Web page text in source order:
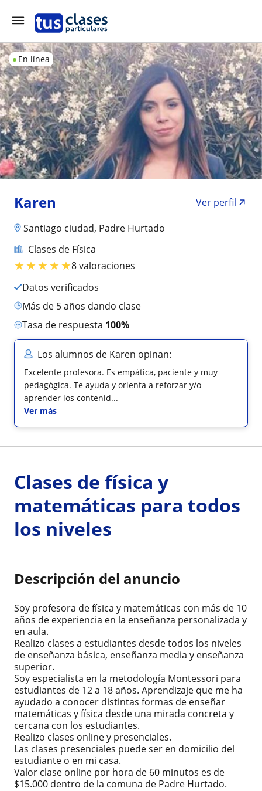
En línea
Karen
Ver perfil
Santiago ciudad, Padre Hurtado
Clases de Física
★★★★★8 valoraciones
Datos verificados
más de 5 años dando clase
Tasa de respuesta 100%
Los alumnos de Karen opinan:
Excelente profesora. Es empática, paciente y muy
pedagógica. Te ayuda y orienta a reforzar y/o
aprender los contenid...
Ver más
Clases de física y
matemáticas para todos
los niveles
Descripción del anuncio
Soy profesora de física y matemáticas con más de 10
años de experiencia en la enseñanza personalizada y
en aula.
Realizo clases a estudiantes desde todos los niveles
de enseñanza básica, enseñanza media y enseñanza
superior.
Soy especialista en la metodología Montessori para
estudiantes de 12 a 18 años. Aprendizaje que me ha
ayudado a conocer distintas formas de enseñar
matemáticas y física desde una mirada concreta y
cercana con los estudiantes.
Realizo clases online y presenciales.
Las clases presenciales puede ser en domicilio del
estudiante o en mi casa.
Valor clase online por hora de 60 minutos es de
$15.000 dentro de la comuna de Padre Hurtado.